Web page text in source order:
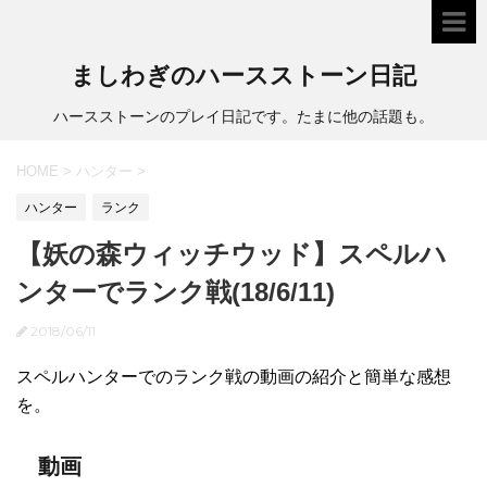
ましわぎのハースストーン日記
ハースストーンのプレイ日記です。たまに他の話題も。
HOME > ハンター >
ハンター ランク
【妖の森ウィッチウッド】スペルハ
ンターでランク戦(18/6/11)
2018/06/11
スペルハンターでのランク戦の動画の紹介と簡単な感想
を。
動画